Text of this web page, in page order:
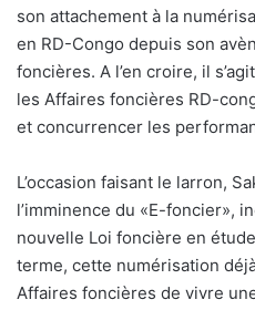
son attachement à la
en RD-Congo depuis son
foncières. A l’en croire, il
les Affaires foncières RD-
et concurrencer les
L’occasion faisant le larron,
l’imminence du «E-foncier»,
nouvelle Loi foncière en
terme, cette numérisation
Affaires foncières de vivre